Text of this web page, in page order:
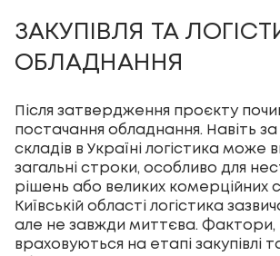
ЗАКУПІВЛЯ ТА
ОБЛАДНАННЯ
Після затвердження проєкту
постачання обладнання. Навіть за
складів в Україні логістика може
загальні строки, особливо для
рішень або великих комерційних
Київській області логістика
але не завжди миттєва.
враховуються на етапі закупівлі